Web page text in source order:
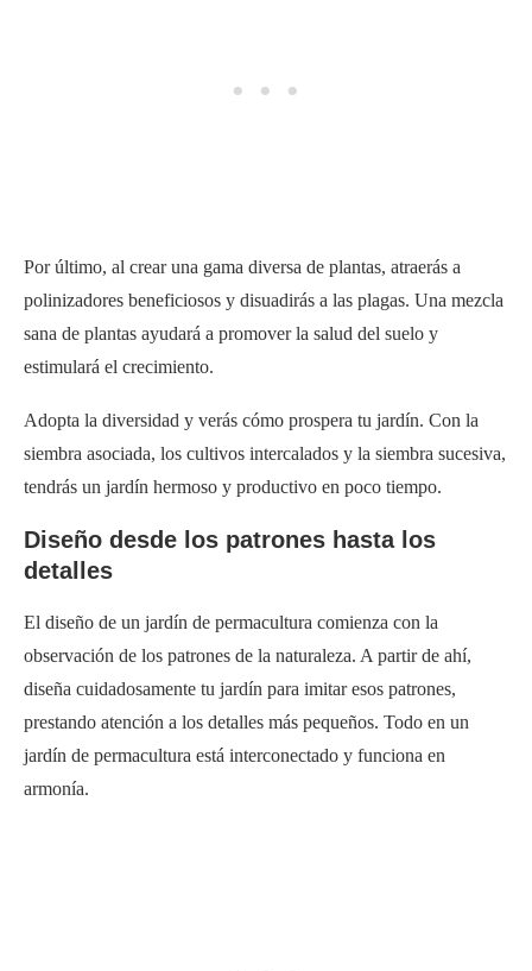
Por último, al crear una gama diversa de plantas, atraerás a
polinizadores beneficiosos y disuadirás a las plagas. Una mezcla
sana de plantas ayudará a promover la salud del suelo y
estimulará el crecimiento.
Adopta la diversidad y verás cómo prospera tu jardín. Con la
siembra asociada, los cultivos intercalados y la siembra sucesiva,
tendrás un jardín hermoso y productivo en poco tiempo.
Diseño desde los patrones hasta los
detalles
El diseño de un jardín de permacultura comienza con la
observación de los patrones de la naturaleza. A partir de ahí,
diseña cuidadosamente tu jardín para imitar esos patrones,
prestando atención a los detalles más pequeños. Todo en un
jardín de permacultura está interconectado y funciona en
armonía.